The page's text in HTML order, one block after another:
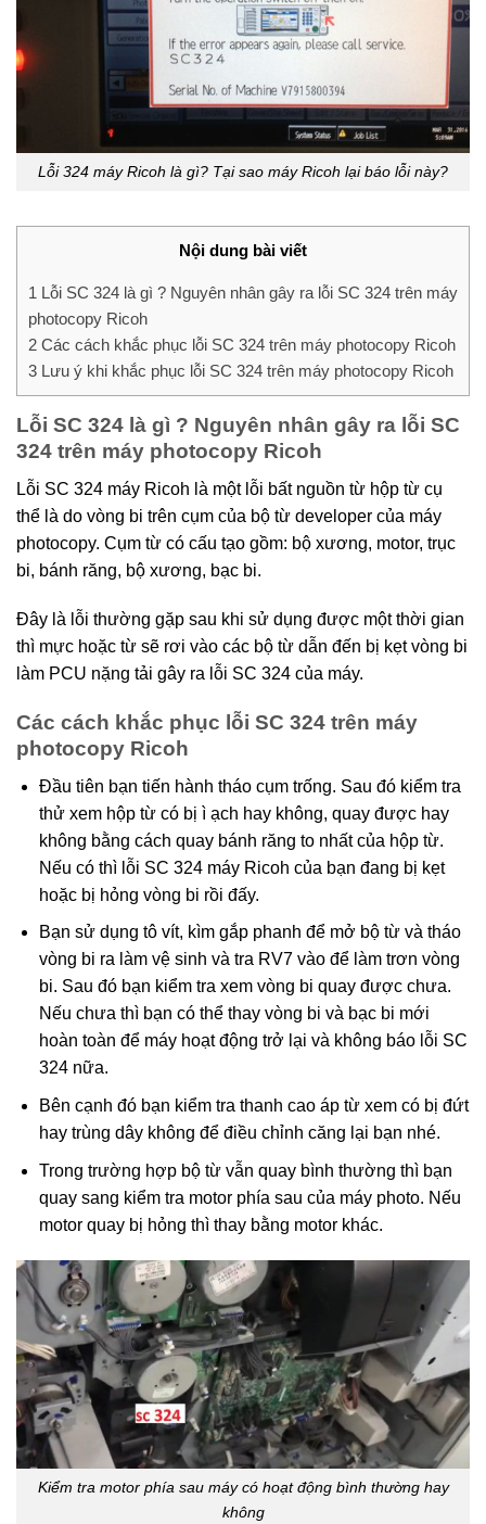
Lỗi 324 máy Ricoh là gì? Tại sao máy Ricoh lại báo lỗi này?
Nội dung bài viết
1 Lỗi SC 324 là gì ? Nguyên nhân gây ra lỗi SC 324 trên máy
photocopy Ricoh
2 Các cách khắc phục lỗi SC 324 trên máy photocopy Ricoh
3 Lưu ý khi khắc phục lỗi SC 324 trên máy photocopy Ricoh
Lỗi SC 324 là gì ? Nguyên nhân gây ra lỗi SC
324 trên máy photocopy Ricoh
Lỗi SC 324 máy Ricoh là một lỗi bất nguồn từ hộp từ cụ
thể là do vòng bi trên cụm của bộ từ developer của máy
photocopy. Cụm từ có cấu tạo gồm: bộ xương, motor, trục
bi, bánh răng, bộ xương, bạc bi.
Đây là lỗi thường gặp sau khi sử dụng được một thời gian
thì mực hoặc từ sẽ rơi vào các bộ từ dẫn đến bị kẹt vòng bi
làm PCU nặng tải gây ra lỗi SC 324 của máy.
Các cách khắc phục lỗi SC 324 trên máy
photocopy Ricoh
Đầu tiên bạn tiến hành tháo cụm trống. Sau đó kiểm tra
thử xem hộp từ có bị ì ạch hay không, quay được hay
không bằng cách quay bánh răng to nhất của hộp từ.
Nếu có thì lỗi SC 324 máy Ricoh của bạn đang bị kẹt
hoặc bị hỏng vòng bi rồi đấy.
Bạn sử dụng tô vít, kìm gắp phanh để mở bộ từ và tháo
vòng bi ra làm vệ sinh và tra RV7 vào để làm trơn vòng
bi. Sau đó bạn kiểm tra xem vòng bi quay được chưa.
Nếu chưa thì bạn có thể thay vòng bi và bạc bi mới
hoàn toàn để máy hoạt động trở lại và không báo lỗi SC
324 nữa.
Bên cạnh đó bạn kiểm tra thanh cao áp từ xem có bị đứt
hay trùng dây không để điều chỉnh căng lại bạn nhé.
Trong trường hợp bộ từ vẫn quay bình thường thì bạn
quay sang kiểm tra motor phía sau của máy photo. Nếu
motor quay bị hỏng thì thay bằng motor khác.
Kiểm tra motor phía sau máy có hoạt động bình thường hay
không